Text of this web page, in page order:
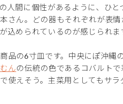
人間に個性があるように、ひ
さん。どの器もそれぞれが表
込められているのが感じられま
品の6寸皿です。中央にぽ沖縄
んの伝統の色であるコバルト
使えそう。主菜用としてもサ